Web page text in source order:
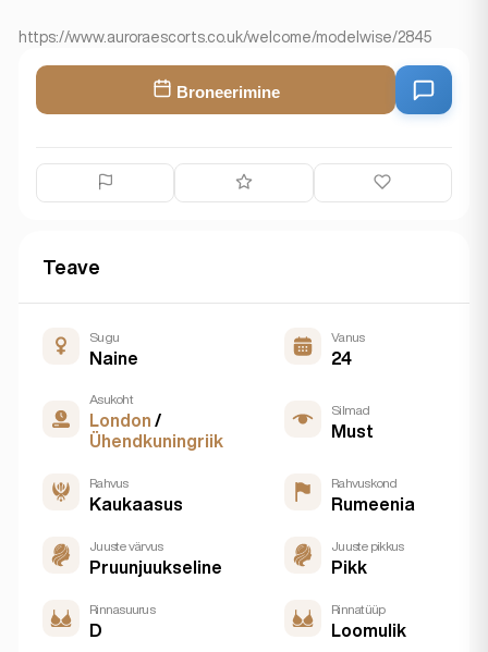
https://www.auroraescorts.co.uk/welcome/modelwise/2845
Broneerimine
Teave
Sugu
Naine
Vanus
24
Asukoht
London /
Ühendkuningriik
Silmad
Must
Rahvus
Kaukaasus
Rahvuskond
Rumeenia
Juuste värvus
Pruunjuukseline
Juuste pikkus
Pikk
Rinnasuurus
D
Rinnatüüp
Loomulik